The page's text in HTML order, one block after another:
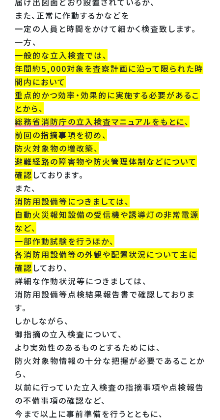
また、正常に作動するかなどを
一定の人員と時間をかけて細かく検査致します。
一方、
一般的な立入検査では、
年間約5,000対象を査察計画に沿って限られた時
間内において
重点的かつ効率・効果的に実施する必要があるこ
とから、
総務省消防庁の立入検査マニュアルをもとに、
前回の指摘事項を初め、
防火対象物の増改築、
避難経路の障害物や防火管理体制などについて
確認 しております。
また、
消防用設備等につきましては、
自動火災報知設備の受信機や誘導灯の非常電源
など、
一部作動試験を行うほか、
各消防用設備等の外観や配置状況について主に
確認 しており、
詳細な作動状況等につきましては、
消防用設備等点検結果報告書で確認しておりま
す。
しかしながら、
御指摘の立入検査について、
より実効性のあるものとするためには、
防火対象物情報の十分な把握が必要であることか
ら、
以前に行っていた立入検査の指摘事項や点検報告
の不備事項の確認など、
今まで以上に事前準備を行うとともに、